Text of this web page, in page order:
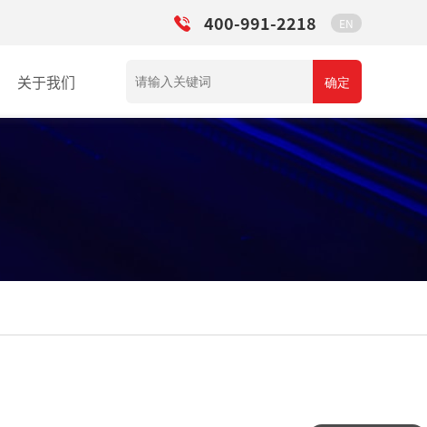
400-991-2218 EN
关于我们 确定